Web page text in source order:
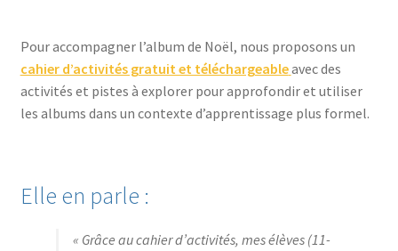
Pour accompagner l’album de Noël, nous proposons un
cahier d’activités gratuit et téléchargeableavec des
activités et pistes à explorer pour approfondir et utiliser
les albums dans un contexte d’apprentissage plus formel.
Elle en parle :
« Grâce au cahier d’activités, mes élèves (11-